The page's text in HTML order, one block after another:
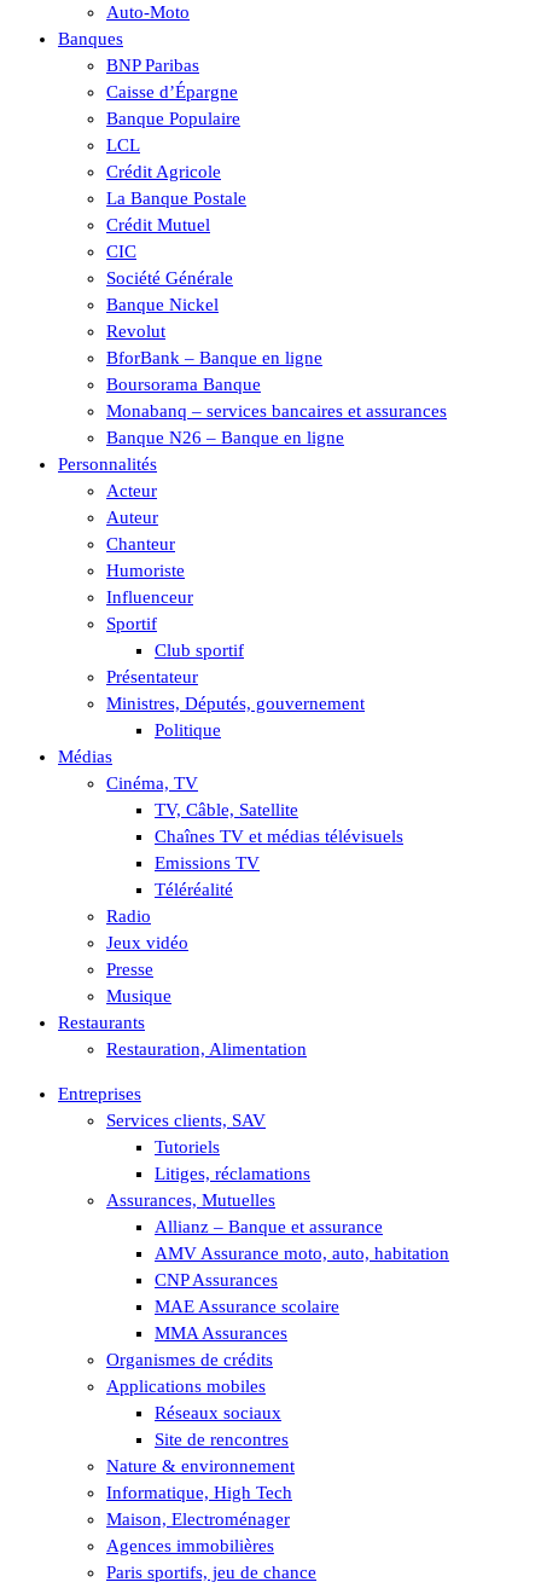
Auto-Moto
Banques
BNP Paribas
Caisse d’Épargne
Banque Populaire
LCL
Crédit Agricole
La Banque Postale
Crédit Mutuel
CIC
Société Générale
Banque Nickel
Revolut
BforBank – Banque en ligne
Boursorama Banque
Monabanq – services bancaires et assurances
Banque N26 – Banque en ligne
Personnalités
Acteur
Auteur
Chanteur
Humoriste
Influenceur
Sportif
Club sportif
Présentateur
Ministres, Députés, gouvernement
Politique
Médias
Cinéma, TV
TV, Câble, Satellite
Chaînes TV et médias télévisuels
Emissions TV
Téléréalité
Radio
Jeux vidéo
Presse
Musique
Restaurants
Restauration, Alimentation
Entreprises
Services clients, SAV
Tutoriels
Litiges, réclamations
Assurances, Mutuelles
Allianz – Banque et assurance
AMV Assurance moto, auto, habitation
CNP Assurances
MAE Assurance scolaire
MMA Assurances
Organismes de crédits
Applications mobiles
Réseaux sociaux
Site de rencontres
Nature & environnement
Informatique, High Tech
Maison, Electroménager
Agences immobilières
Paris sportifs, jeu de chance